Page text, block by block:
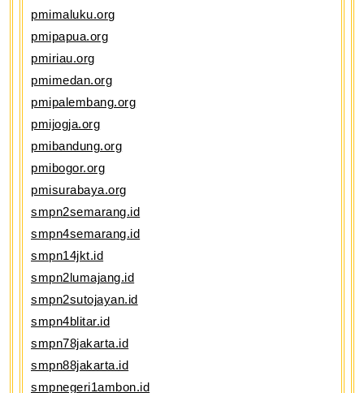
pmimaluku.org
pmipapua.org
pmiriau.org
pmimedan.org
pmipalembang.org
pmijogja.org
pmibandung.org
pmibogor.org
pmisurabaya.org
smpn2semarang.id
smpn4semarang.id
smpn14jkt.id
smpn2lumajang.id
smpn2sutojayan.id
smpn4blitar.id
smpn78jakarta.id
smpn88jakarta.id
smpnegeri1ambon.id